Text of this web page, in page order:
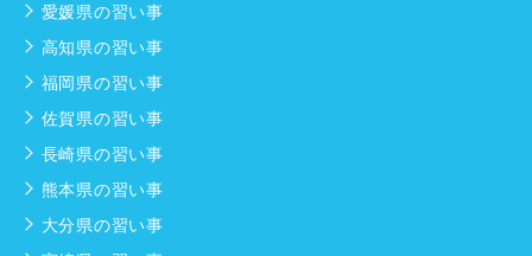
愛媛県の習い事
高知県の習い事
福岡県の習い事
佐賀県の習い事
長崎県の習い事
熊本県の習い事
大分県の習い事